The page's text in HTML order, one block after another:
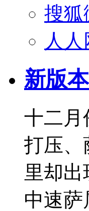
搜狐
人人
新版
十二月
打压、
里却
中速萨